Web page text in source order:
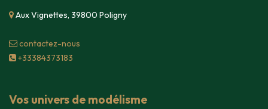
Aux Vignettes, 39800 Poligny
contacte​z-nous
+33384373183
Vos univers de modélisme